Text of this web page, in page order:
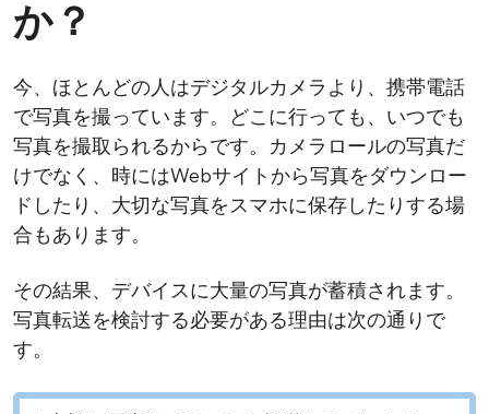
か？
今、ほとんどの人はデジタルカメラより、携帯電話
で写真を撮っています。どこに行っても、いつでも
写真を撮取られるからです。カメラロールの写真だ
けでなく、時にはWebサイトから写真をダウンロー
ドしたり、大切な写真をスマホに保存したりする場
合もあります。
その結果、デバイスに大量の写真が蓄積されます。
写真転送を検討する必要がある理由は次の通りで
す。